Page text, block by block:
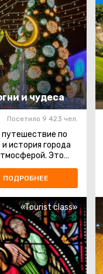
и чудеса
Посетило 9 423 чел.
путешествие по
история города
Это
...
ПОДРОБНЕЕ
«Tourist class»